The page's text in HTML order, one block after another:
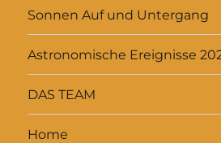
Sonnen Auf und Untergang
Astronomische Ereignisse
DAS TEAM
Home